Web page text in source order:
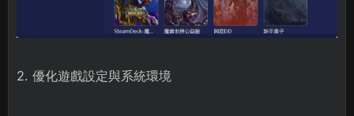
2. 優化遊戲設定與系統環境